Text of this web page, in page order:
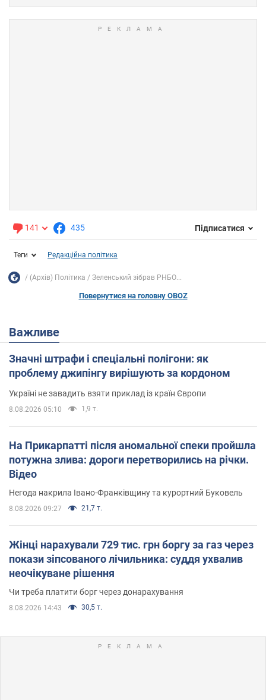
141 435 Підписатися
Теги Редакційна політика
(Архів) Політика Зеленський зібрав РНБО...
Повернутися на головну OBOZ
Важливе
Значні штрафи і спеціальні полігони: як
проблему джипінгу вирішують за кордоном
Україні не завадить взяти приклад із країн Європи
8.08.2026 05:10 1,9 т.
На Прикарпатті після аномальної спеки пройшла
потужна злива: дороги перетворились на річки.
Відео
Негода накрила Івано-Франківщину та курортний Буковель
8.08.2026 09:27 21,7 т.
Жінці нарахували 729 тис. грн боргу за газ через
покази зіпсованого лічильника: суддя ухвалив
неочікуване рішення
Чи треба платити борг через донарахування
8.08.2026 14:43 30,5 т.